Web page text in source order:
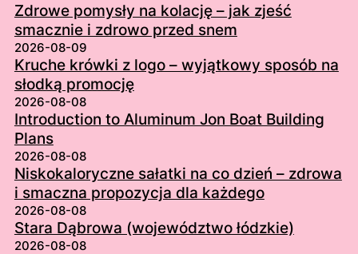
Zdrowe pomysły na kolację – jak zjeść
smacznie i zdrowo przed snem
2026-08-09
Kruche krówki z logo – wyjątkowy sposób na
słodką promocję
2026-08-08
Introduction to Aluminum Jon Boat Building
Plans
2026-08-08
Niskokaloryczne sałatki na co dzień – zdrowa
i smaczna propozycja dla każdego
2026-08-08
Stara Dąbrowa (województwo łódzkie)
2026-08-08